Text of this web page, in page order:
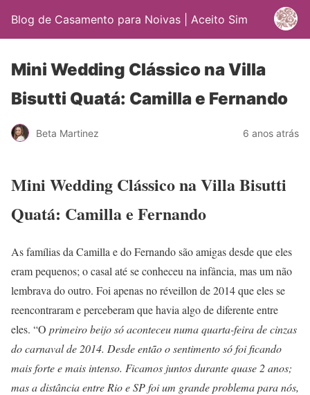
Blog de Casamento para Noivas | Aceito Sim
Mini Wedding Clássico na Villa
Bisutti Quatá: Camilla e Fernando
Beta Martinez 6 anos atrás
Mini Wedding Clássico na Villa Bisutti
Quatá: Camilla e Fernando
As famílias da Camilla e do Fernando são amigas desde que eles
eram pequenos; o casal até se conheceu na infância, mas um não
lembrava do outro. Foi apenas no réveillon de 2014 que eles se
reencontraram e perceberam que havia algo de diferente entre
eles. “O primeiro beijo só aconteceu numa quarta-feira de cinzas
do carnaval de 2014. Desde então o sentimento só foi ficando
mais forte e mais intenso. Ficamos juntos durante quase 2 anos;
mas a distância entre Rio e SP foi um grande problema para nós,